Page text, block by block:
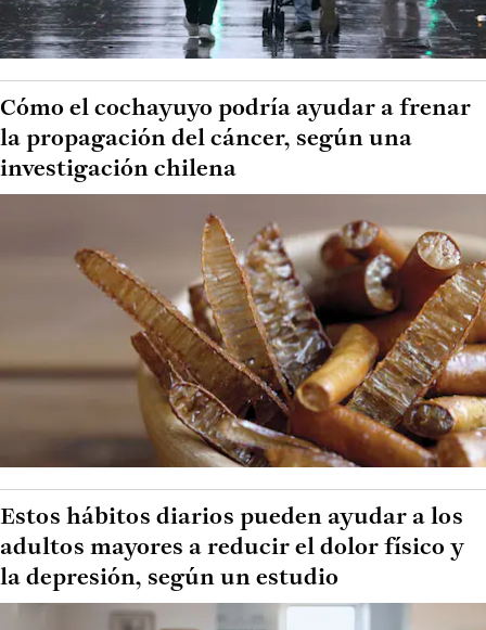
Cómo el cochayuyo podría ayudar a frenar
la propagación del cáncer, según una
investigación chilena
Estos hábitos diarios pueden ayudar a los
adultos mayores a reducir el dolor físico y
la depresión, según un estudio